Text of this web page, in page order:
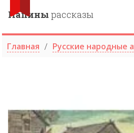
Папины рассказы
Главная Русские народные